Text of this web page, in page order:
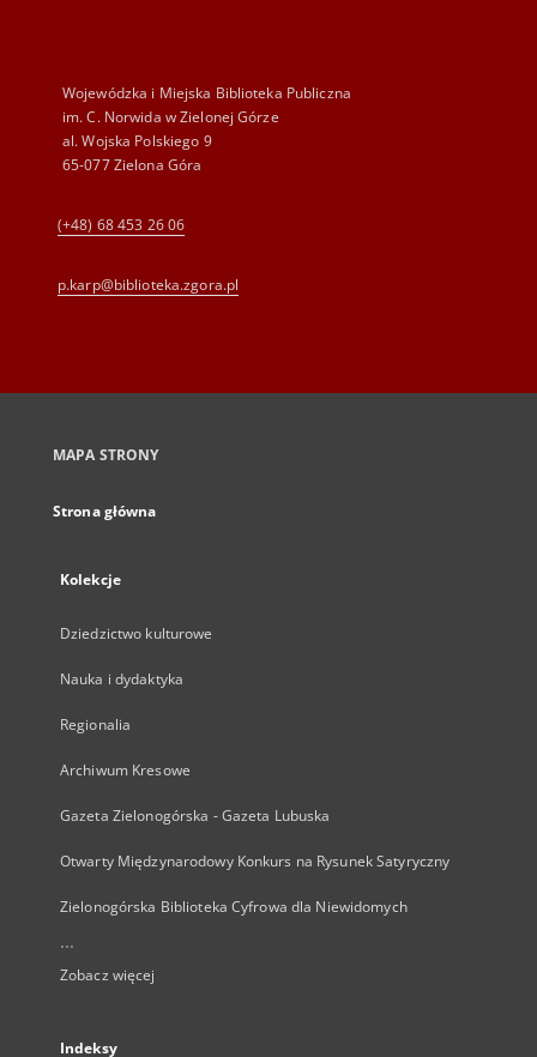
Wojewódzka i Miejska Biblioteka Publiczna
im. C. Norwida w Zielonej Górze
al. Wojska Polskiego 9
65-077 Zielona Góra
(+48) 68 453 26 06
p.karp@biblioteka.zgora.pl
MAPA STRONY
Strona główna
Kolekcje
Dziedzictwo kulturowe
Nauka i dydaktyka
Regionalia
Archiwum Kresowe
Gazeta Zielonogórska - Gazeta Lubuska
Otwarty Międzynarodowy Konkurs na Rysunek Satyryczny
Zielonogórska Biblioteka Cyfrowa dla Niewidomych
...
Zobacz więcej
Indeksy